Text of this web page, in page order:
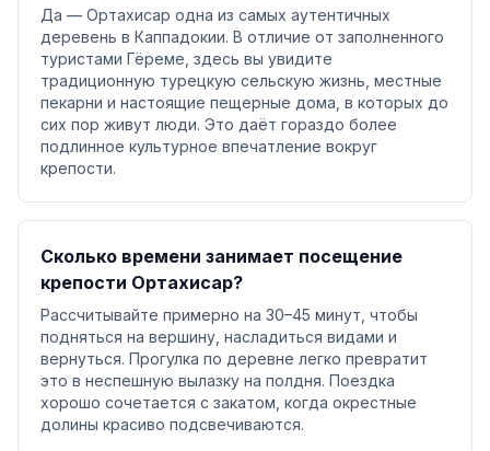
Да — Ортахисар одна из самых аутентичных
деревень в Каппадокии. В отличие от заполненного
туристами Гёреме, здесь вы увидите
традиционную турецкую сельскую жизнь, местные
пекарни и настоящие пещерные дома, в которых до
сих пор живут люди. Это даёт гораздо более
подлинное культурное впечатление вокруг
крепости.
Сколько времени занимает посещение
крепости Ортахисар?
Рассчитывайте примерно на 30–45 минут, чтобы
подняться на вершину, насладиться видами и
вернуться. Прогулка по деревне легко превратит
это в неспешную вылазку на полдня. Поездка
хорошо сочетается с закатом, когда окрестные
долины красиво подсвечиваются.